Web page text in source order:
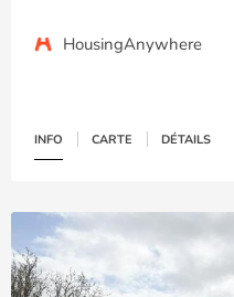
HousingAnywhere
INFO CARTE DÉTAILS